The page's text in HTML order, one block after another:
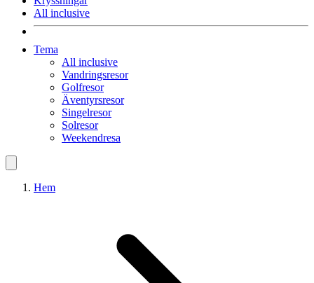
All inclusive
Tema
All inclusive
Vandringsresor
Golfresor
Äventyrsresor
Singelresor
Solresor
Weekendresa
Hem